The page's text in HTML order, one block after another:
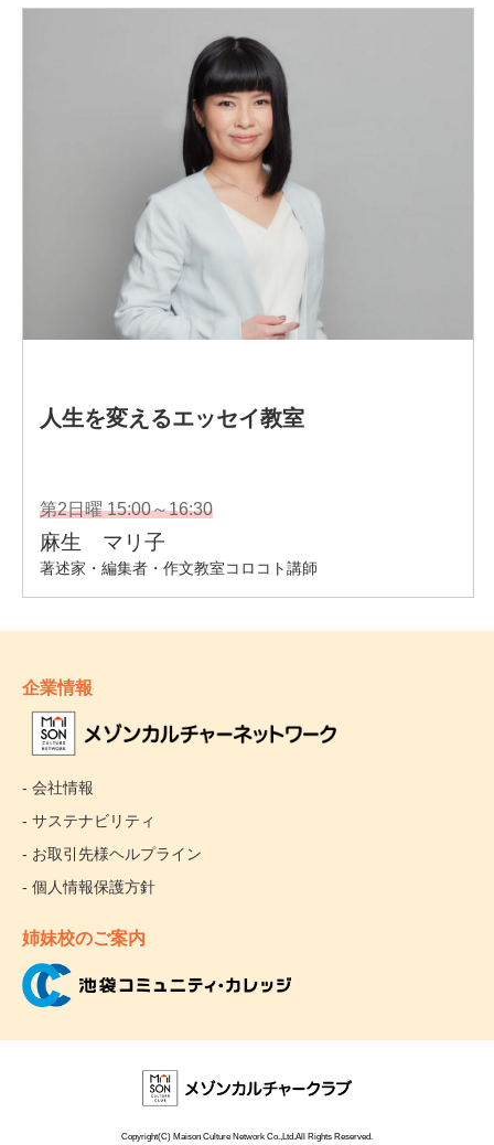
企業情報
- 会社情報
- サステナビリティ
- お取引先様ヘルプライン
- 個人情報保護方針
姉妹校のご案内
Copyright(C) Maison Culture Network Co.,Ltd.All Rights Reserved.